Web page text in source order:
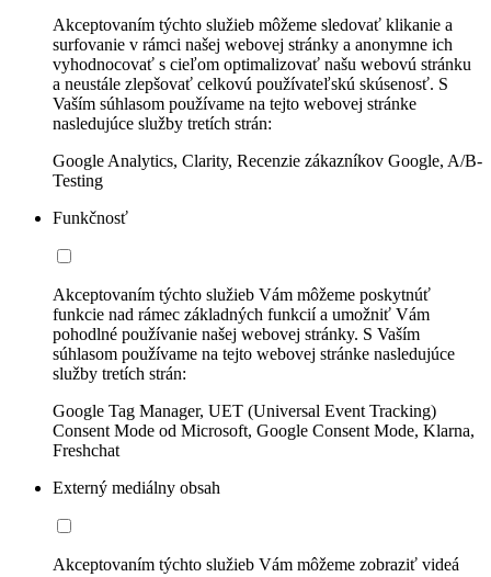
Akceptovaním týchto služieb môžeme sledovať klikanie a
surfovanie v rámci našej webovej stránky a anonymne ich
vyhodnocovať s cieľom optimalizovať našu webovú stránku
a neustále zlepšovať celkovú používateľskú skúsenosť. S
Vaším súhlasom používame na tejto webovej stránke
nasledujúce služby tretích strán:
Google Analytics, Clarity, Recenzie zákazníkov Google, A/B-
Testing
Funkčnosť
Akceptovaním týchto služieb Vám môžeme poskytnúť
funkcie nad rámec základných funkcií a umožniť Vám
pohodlné používanie našej webovej stránky. S Vaším
súhlasom používame na tejto webovej stránke nasledujúce
služby tretích strán:
Google Tag Manager, UET (Universal Event Tracking)
Consent Mode od Microsoft, Google Consent Mode, Klarna,
Freshchat
Externý mediálny obsah
Akceptovaním týchto služieb Vám môžeme zobraziť videá